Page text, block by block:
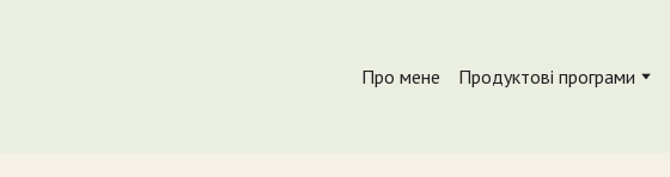
Про мене Продуктові програми